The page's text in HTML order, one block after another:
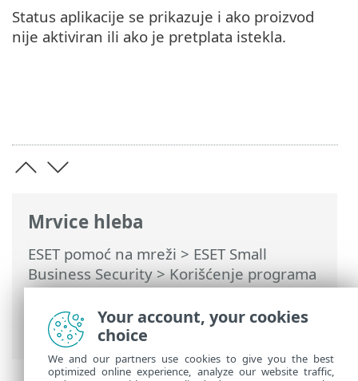
Mrvice hleba
ESET pomoć na mreži > ESET Small
Business Security>Korišćenje programa
ESET Small Business Security>Napredno
podešavanje>Obaveštenja> Prozor
dijaloga – Statusi aplikacija
Status aplikacije se prikazuje i ako proizvod
nije aktiviran ili ako je pretplata istekla.
Your account, your cookies
choice
We and our partners use cookies to give you the best
optimized online experience, analyze our website traffic,